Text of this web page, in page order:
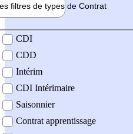
filtres de types de Contrat
contrat
CDI
CDD
Intérim
CDI Intérimaire
Saisonnier
Contrat apprentissage